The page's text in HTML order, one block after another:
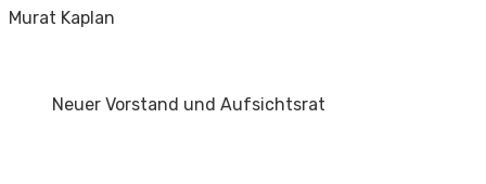
Murat Kaplan
Neuer Vorstand und Aufsichtsrat